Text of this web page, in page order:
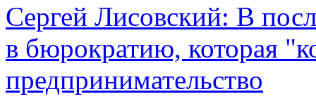
Сергей Лисовский: В
в бюрократию, которая
предпринимательство